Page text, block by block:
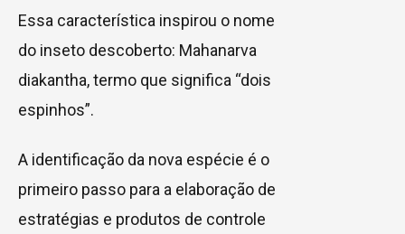
Essa característica inspirou o nome
do inseto descoberto: Mahanarva
diakantha, termo que significa “dois
espinhos”.
A identificação da nova espécie é o
primeiro passo para a elaboração de
estratégias e produtos de controle